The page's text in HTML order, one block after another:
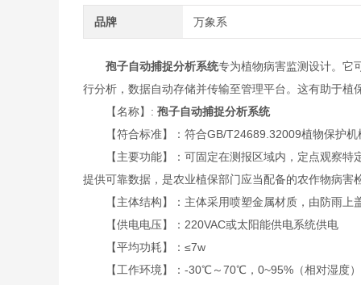
品牌 万象系
孢子自动捕捉分析系统专为植物病害监测设计。它
行分析，数据自动存储并传输至管理平台。这有助于
【名称】: 孢子自动捕捉分析系统
【符合标准】：符合GB/T24689.32009植物保护机
【主要功能】：可固定在测报区域内，定点观察特
提供可靠数据，是农业植保部门应当配备的农作物病害
【主体结构】：主体采用喷塑金属材质，由防雨上
【供电电压】：220VAC或太阳能供电系统供电
【平均功耗】：≤7w
【工作环境】：-30℃～70℃，0~95%（相对湿度）